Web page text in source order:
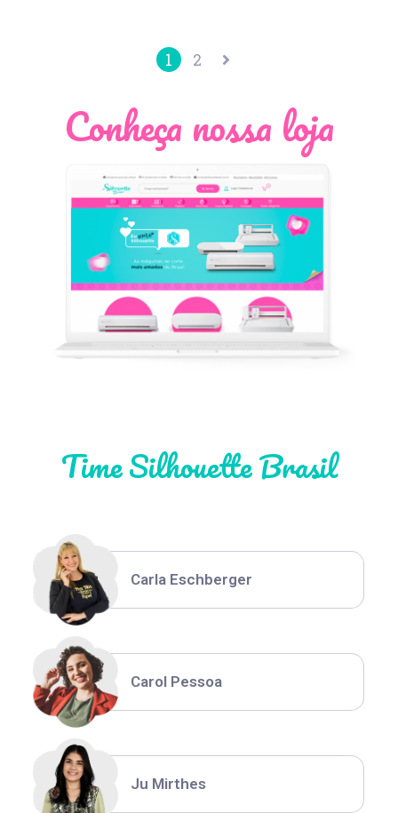
1 2
Conheça nossa loja
Time Silhouette Brasil
Léia Pastori
Thiara Ney
Carla Eschberger
Carol Pessoa
Ju Mirthes